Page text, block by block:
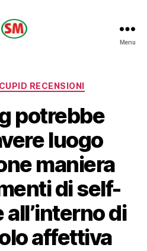
Menu
Categories
RECENSIONI
potrebbe
luogo
maniera
di self-
di
affettiva